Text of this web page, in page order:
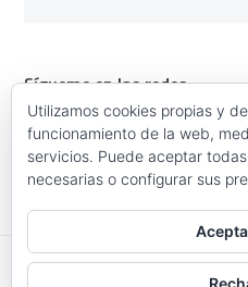
Sígueme en las redes
Utilizamos cookies propias y
funcionamiento de la web,
servicios. Puede aceptar
necesarias o configurar sus